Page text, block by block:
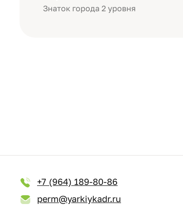
Знаток города 2 уровня
+7 (964) 189-80-86
perm@yarkiykadr.ru